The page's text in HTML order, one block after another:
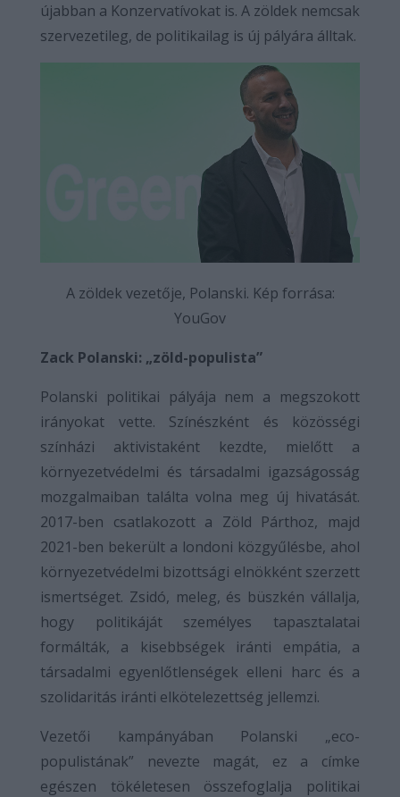
újabban a Konzervatívokat is. A zöldek nemcsak
szervezetileg, de politikailag is új pályára álltak.
A zöldek vezetője, Polanski. Kép forrása:
YouGov
Zack Polanski: „zöld-populista”
Polanski politikai pályája nem a megszokott
irányokat vette. Színészként és közösségi
színházi aktivistaként kezdte, mielőtt a
környezetvédelmi és társadalmi igazságosság
mozgalmaiban találta volna meg új hivatását.
2017-ben csatlakozott a Zöld Párthoz, majd
2021-ben bekerült a londoni közgyűlésbe, ahol
környezetvédelmi bizottsági elnökként szerzett
ismertséget. Zsidó, meleg, és büszkén vállalja,
hogy politikáját személyes tapasztalatai
formálták, a kisebbségek iránti empátia, a
társadalmi egyenlőtlenségek elleni harc és a
szolidaritás iránti elkötelezettség jellemzi.
Vezetői kampányában Polanski „eco-
populistának” nevezte magát, ez a címke
egészen tökéletesen összefoglalja politikai